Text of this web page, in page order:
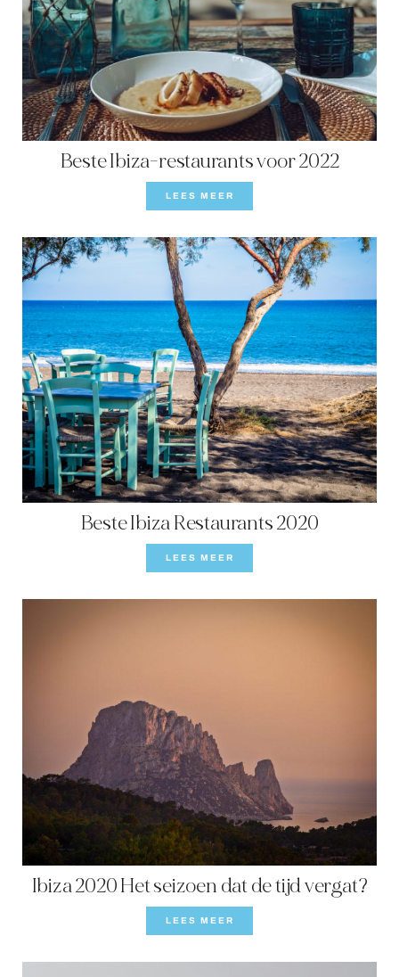
BOEKINGSVOORWAARDEN
CONTACT
Beste Ibiza-restaurants voor 2022
LEES MEER
Beste Ibiza Restaurants 2020
LEES MEER
Ibiza 2020 Het seizoen dat de tijd vergat?
LEES MEER